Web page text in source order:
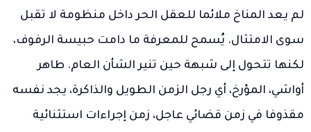
لم يعد المناخ ملائما للعقل الحر داخل منظومة لا تقبل
سوى الامتثال. يُسمح للمعرفة ما دامت حبيسة الرفوف،
لكنها تتحول إلى شبهة حين تنير الشأن العام. طاهر
أواشي، المؤرخ، أي رجل الزمن الطويل والذاكرة، يجد نفسه
مقذوفا في زمن قضائي عاجل، زمن إجراءات استثنائية